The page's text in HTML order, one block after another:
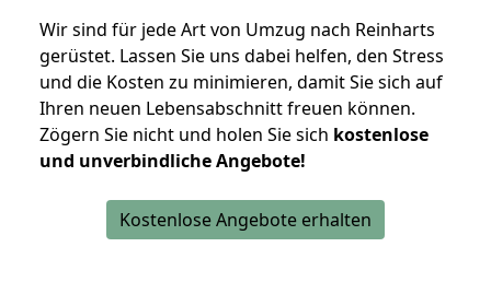
Wir sind für jede Art von Umzug nach Reinharts
gerüstet. Lassen Sie uns dabei helfen, den Stress
und die Kosten zu minimieren, damit Sie sich auf
Ihren neuen Lebensabschnitt freuen können.
Zögern Sie nicht und holen Sie sich kostenlose
und unverbindliche Angebote!
Kostenlose Angebote erhalten